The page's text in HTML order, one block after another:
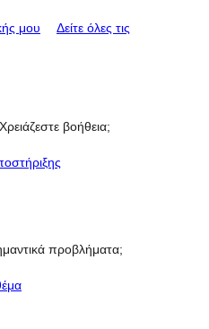
μου Δείτε όλες τις
βοήθεια;
προβλήματα;